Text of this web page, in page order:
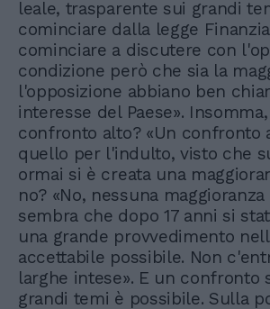
leale, trasparente sui grandi
cominciare dalla legge
cominciare a discutere con
condizione però che sia la
l'opposizione abbiano ben
interesse del Paese».
confronto alto? «Un confronto
quello per l'indulto, visto che
ormai si è creata una
no? «No, nessuna maggioranza
sembra che dopo 17 anni si
una grande provvedimento
accettabile possibile. Non
larghe intese». E un confronto
grandi temi è possibile. Sulla